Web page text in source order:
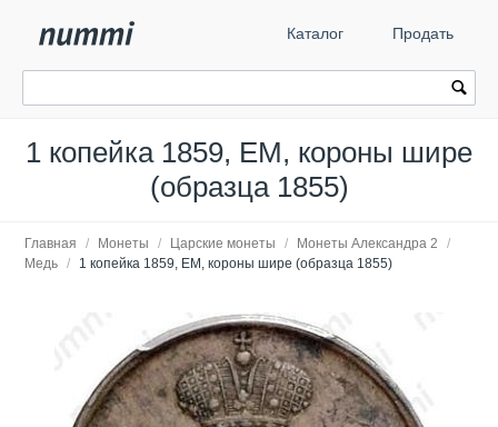
Каталог Продать
1 копейка 1859, ЕМ, короны шире
(образца 1855)
Главная / Монеты / Царские монеты / Монеты Александра 2
/
Медь / 1 копейка 1859, ЕМ, короны шире (образца 1855)